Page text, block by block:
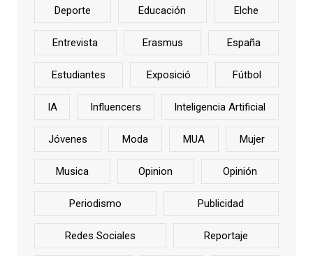
Deporte Educación Elche
Entrevista Erasmus España
Estudiantes Exposició Fútbol
IA Influencers Inteligencia Artificial
Jóvenes Moda MUA Mujer
Musica Opinion Opinión
Periodismo Publicidad
Redes Sociales Reportaje